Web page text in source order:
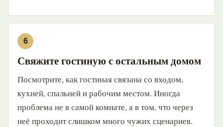
Свяжите гостиную с остальным домом
Посмотрите, как гостиная связана со входом,
кухней, спальней и рабочим местом. Иногда
проблема не в самой комнате, а в том, что через
неё проходит слишком много чужих сценариев.